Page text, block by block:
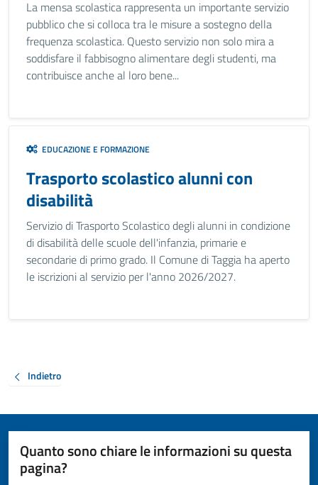
La mensa scolastica rappresenta un importante servizio
pubblico che si colloca tra le misure a sostegno della
frequenza scolastica. Questo servizio non solo mira a
soddisfare il fabbisogno alimentare degli studenti, ma
contribuisce anche al loro bene...
EDUCAZIONE E FORMAZIONE
Trasporto scolastico alunni con
disabilità
Servizio di Trasporto Scolastico degli alunni in condizione
di disabilità delle scuole dell'infanzia, primarie e
secondarie di primo grado. Il Comune di Taggia ha aperto
le iscrizioni al servizio per l'anno 2026/2027.
Indietro
Quanto sono chiare le informazioni su questa
pagina?